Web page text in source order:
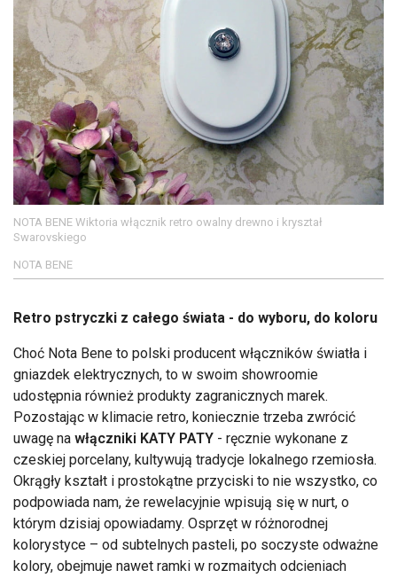
NOTA BENE Wiktoria włącznik retro owalny drewno i kryształ
Swarovskiego
NOTA BENE
Retro pstryczki z całego świata - do wyboru, do koloru
Choć Nota Bene to polski producent włączników światła i
gniazdek elektrycznych, to w swoim showroomie
udostępnia również produkty zagranicznych marek.
Pozostając w klimacie retro, koniecznie trzeba zwrócić
uwagę na włączniki KATY PATY - ręcznie wykonane z
czeskiej porcelany, kultywują tradycje lokalnego rzemiosła.
Okrągły kształt i prostokątne przyciski to nie wszystko, co
podpowiada nam, że rewelacyjnie wpisują się w nurt, o
którym dzisiaj opowiadamy. Osprzęt w różnorodnej
kolorystyce – od subtelnych pasteli, po soczyste odważne
kolory, obejmuje nawet ramki w rozmaitych odcieniach